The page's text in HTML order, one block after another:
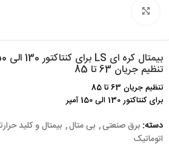
تنظیم جریان 63 تا 85
تنظیم جریان 63 تا 85
برای کنتاکتور 130 الی 150 آمپر
دسته: برق صنعتی, بی متال, بیمتال و کلید
اتوماتیک